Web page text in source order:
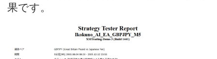
果です。